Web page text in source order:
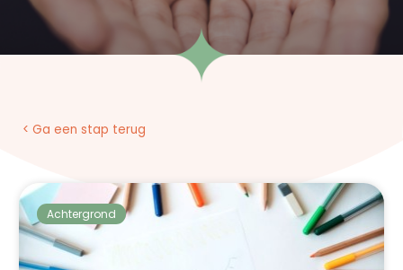
< Ga een stap terug
Achtergrond